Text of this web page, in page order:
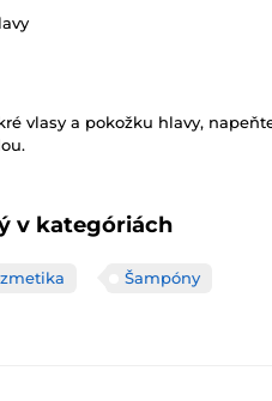
vlasy a pokožku hlavy,
v kategóriách
Šampóny